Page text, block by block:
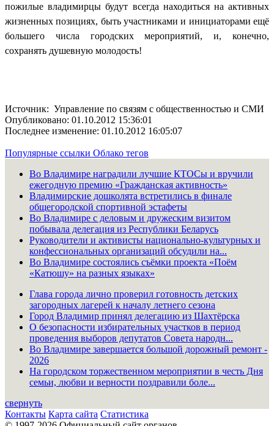
пожилые владимирцы будут всегда находиться на активных
жизненных позициях, быть участниками и инициаторами ещё
большего числа городских мероприятий, и, конечно,
сохранять душевную молодость!
Источник: Управление по связям с общественностью и СМИ
Опубликовано: 01.10.2012 15:36:01
Последнее изменение: 01.10.2012 16:05:07
Популярные ссылки Облако тегов
Во Владимире наградили лучшие КТОСы и вручили
ежегодную премию «Гражданская активность»
Владимирские дошколята встретились в финале
общегородской спортивной эстафеты
Во Владимире с деловым и дружеским визитом
побывала делегация из Республики Беларусь
Руководители и активисты национально-культурных и
конфессиональных организаций обсудили на...
Во Владимире состоялись съёмки проекта «Поём
«Катюшу» на разных языках»
Глава города лично проверил готовность детских
загородных лагерей к началу летнего сезона
Город Владимир принял делегацию из Шахтёрска
О безопасности избирательных участков в период
проведения выборов депутатов Совета народн...
Во Владимире завершается большой дорожный ремонт -
2026
На городском торжественном мероприятии в честь Дня
семьи, любви и верности поздравили боле...
свернуть
Контакты Карта сайта Статистика